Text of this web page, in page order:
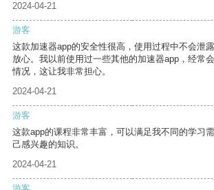
2024-04-21
游客
这款加速器app的安全性很高，使用过程中不会泄
放心。我以前使用过一些其他的加速器app，经常
情况，这让我非常担心。
2024-04-21
游客
这款app的课程非常丰富，可以满足我不同的学习
己感兴趣的知识。
2024-04-21